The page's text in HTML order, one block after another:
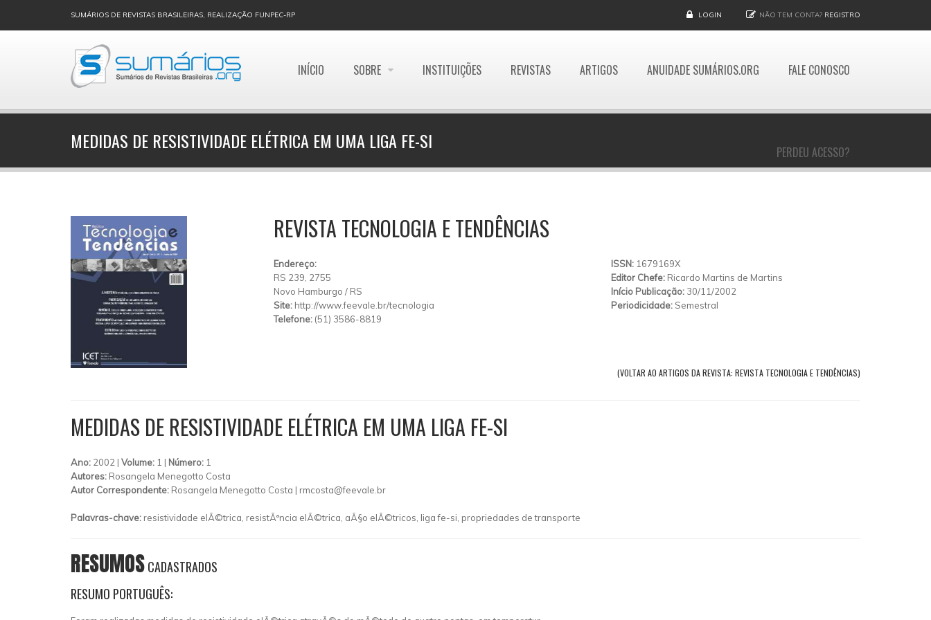
SUMÁRIOS DE REVISTAS BRASILEIRAS, REALIZAÇÃO FUNPEC-RP LOGIN NÃO TEM CONTA? REGISTRO
INÍCIO SOBRE INSTITUIÇÕES REVISTAS ARTIGOS ANUIDADE SUMÁRIOS.ORG FALE CONOSCO
PERDEU ACESSO?
MEDIDAS DE RESISTIVIDADE ELÉTRICA EM UMA LIGA FE-SI
REVISTA TECNOLOGIA E TENDÊNCIAS
Endereço:
RS 239, 2755
Novo Hamburgo / RS
Site: http://www.feevale.br/tecnologia
Telefone: (51) 3586-8819
ISSN: 1679169X
Editor Chefe: Ricardo Martins de Martins
Início Publicação: 30/11/2002
Periodicidade: Semestral
(VOLTAR AO ARTIGOS DA REVISTA: REVISTA TECNOLOGIA E TENDÊNCIAS)
MEDIDAS DE RESISTIVIDADE ELÉTRICA EM UMA LIGA FE-SI
Ano: 2002 | Volume: 1 | Número: 1
Autores: Rosangela Menegotto Costa
Autor Correspondente: Rosangela Menegotto Costa | rmcosta@feevale.br
Palavras-chave:resistividade elÃ©trica, resistÃªncia elÃ©trica, aÃ§o elÃ©tricos, liga fe-si, propriedades de transporte
RESUMOSCADASTRADOS
RESUMO PORTUGUÊS: